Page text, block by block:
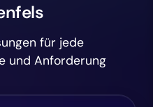
für jede
und Anforderung